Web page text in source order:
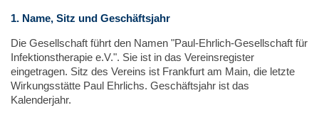
1. Name, Sitz und Geschäftsjahr
Die Gesellschaft führt den Namen "Paul-Ehrlich-Gesellschaft für
Infektionstherapie e.V.". Sie ist in das Vereinsregister
eingetragen. Sitz des Vereins ist Frankfurt am Main, die letzte
Wirkungsstätte Paul Ehrlichs. Geschäftsjahr ist das
Kalenderjahr.